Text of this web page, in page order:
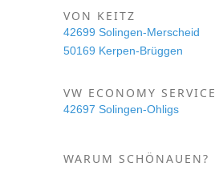
VON KEITZ
42699 Solingen-Merscheid
50169 Kerpen-Brüggen
VW ECONOMY SERVICE
42697 Solingen-Ohligs
WARUM SCHÖNAUEN?